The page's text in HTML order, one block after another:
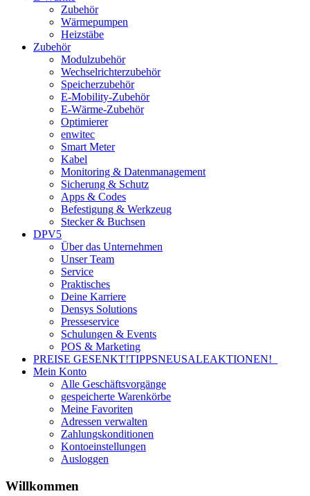
Zubehör
Wärmepumpen
Heizstäbe
Zubehör
Modulzubehör
Wechselrichterzubehör
Speicherzubehör
E-Mobility-Zubehör
E-Wärme-Zubehör
Optimierer
enwitec
Smart Meter
Kabel
Monitoring & Datenmanagement
Sicherung & Schutz
Apps & Codes
Befestigung & Werkzeug
Stecker & Buchsen
DPV5
Über das Unternehmen
Unser Team
Service
Praktisches
Deine Karriere
Densys Solutions
Presseservice
Schulungen & Events
POS & Marketing
PREISE GESENKT!TIPPSNEUSALEAKTIONEN!
Mein Konto
Alle Geschäftsvorgänge
gespeicherte Warenkörbe
Meine Favoriten
Adressen verwalten
Zahlungskonditionen
Kontoeinstellungen
Ausloggen
Willkommen